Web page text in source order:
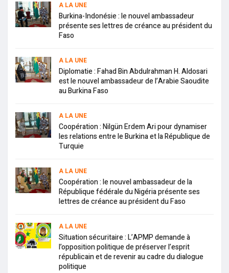
A LA UNE
Burkina-Indonésie : le nouvel ambassadeur
présente ses lettres de créance au président du
Faso
A LA UNE
Diplomatie : Fahad Bin Abdulrahman H. Aldosari
est le nouvel ambassadeur de l’Arabie Saoudite
au Burkina Faso
A LA UNE
Coopération : Nilgün Erdem Ari pour dynamiser
les relations entre le Burkina et la République de
Turquie
A LA UNE
Coopération : le nouvel ambassadeur de la
République fédérale du Nigéria présente ses
lettres de créance au président du Faso
A LA UNE
Situation sécuritaire : L’APMP demande à
l’opposition politique de préserver l’esprit
républicain et de revenir au cadre du dialogue
politique